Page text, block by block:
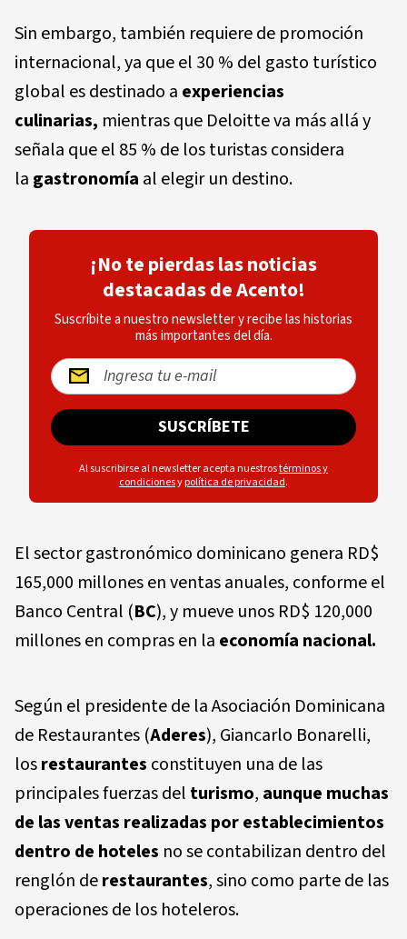
Sin embargo, también requiere de promoción
internacional, ya que el 30 % del gasto turístico
global es destinado a experiencias
culinarias, mientras que Deloitte va más allá y
señala que el 85 % de los turistas considera
la gastronomía al elegir un destino.
¡No te pierdas las noticias
destacadas de Acento!
Suscríbite a nuestro newsletter y recibe las historias
más importantes del día.
SUSCRÍBETE
Al suscribirse al newsletter acepta nuestrostérminos y
condicionesypolítica de privacidad.
El sector gastronómico dominicano genera RD$
165,000 millones en ventas anuales, conforme el
Banco Central (BC), y mueve unos RD$ 120,000
millones en compras en la economía nacional.
Según el presidente de la Asociación Dominicana
de Restaurantes (Aderes), Giancarlo Bonarelli,
losrestaurantes constituyen una de las
principales fuerzas del turismo, aunque muchas
de las ventas realizadas por establecimientos
dentro de hoteles no se contabilizan dentro del
renglón derestaurantes, sino como parte de las
operaciones de los hoteleros.